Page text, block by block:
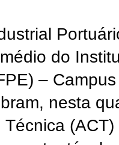
do
–
nesta